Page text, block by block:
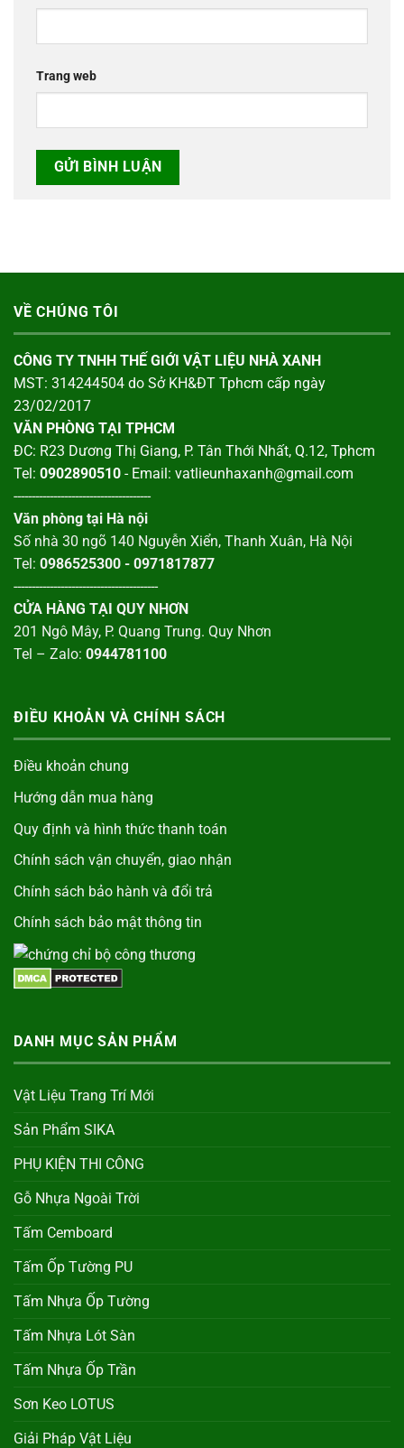
Trang web
VỀ CHÚNG TÔI
CÔNG TY TNHH THẾ GIỚI VẬT LIỆU NHÀ XANH
MST: 314244504 do Sở KH&ĐT Tphcm cấp ngày
23/02/2017
VĂN PHÒNG TẠI TPHCM
ĐC: R23 Dương Thị Giang, P. Tân Thới Nhất, Q.12, Tphcm
Tel: 0902890510 - Email: vatlieunhaxanh@gmail.com
--------------------------------------
Văn phòng tại Hà nội
Số nhà 30 ngõ 140 Nguyễn Xiển, Thanh Xuân, Hà Nội
Tel: 0986525300 - 0971817877
----------------------------------------
CỬA HÀNG TẠI QUY NHƠN
201 Ngô Mây, P. Quang Trung. Quy Nhơn
Tel – Zalo: 0944781100
ĐIỀU KHOẢN VÀ CHÍNH SÁCH
Điều khoản chung
Hướng dẫn mua hàng
Quy định và hình thức thanh toán
Chính sách vận chuyển, giao nhận
Chính sách bảo hành và đổi trả
Chính sách bảo mật thông tin
DANH MỤC SẢN PHẨM
Vật Liệu Trang Trí Mới
Sản Phẩm SIKA
PHỤ KIỆN THI CÔNG
Gỗ Nhựa Ngoài Trời
Tấm Cemboard
Tấm Ốp Tường PU
Tấm Nhựa Ốp Tường
Tấm Nhựa Lót Sàn
Tấm Nhựa Ốp Trần
Sơn Keo LOTUS
Giải Pháp Vật Liệu